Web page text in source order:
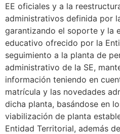
EE oficiales y a la
administrativos definida por
garantizando el soporte y la
educativo ofrecido por la
seguimiento a la planta de
administrativo de la SE,
información teniendo en
matrícula y las novedades
dicha planta, basándose en
viabilización de planta
Entidad Territorial, además